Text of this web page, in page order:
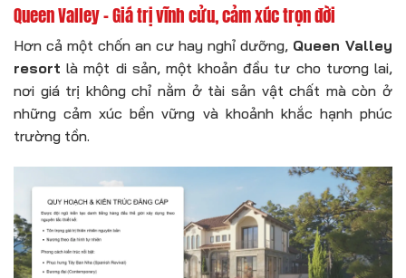
Queen Valley – Giá trị vĩnh cửu, cảm xúc trọn đời
Hơn cả một chốn an cư hay nghỉ dưỡng, Queen Valley
resort là một di sản, một khoản đầu tư cho tương lai,
nơi giá trị không chỉ nằm ở tài sản vật chất mà còn ở
những cảm xúc bền vững và khoảnh khắc hạnh phúc
trường tồn.